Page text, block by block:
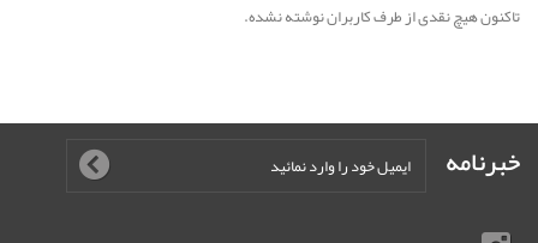
تاکنون هیچ نقدی از طرف کاربران نوشته نشده.
خبرنامه